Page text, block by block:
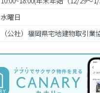
水曜日
（公社）福岡県宅地建物取引業